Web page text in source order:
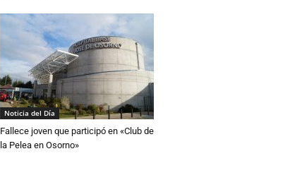
Noticia del Día
Fallece joven que participó en «Club de
la Pelea en Osorno»